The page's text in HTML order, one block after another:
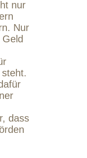
nur
Nur
dass